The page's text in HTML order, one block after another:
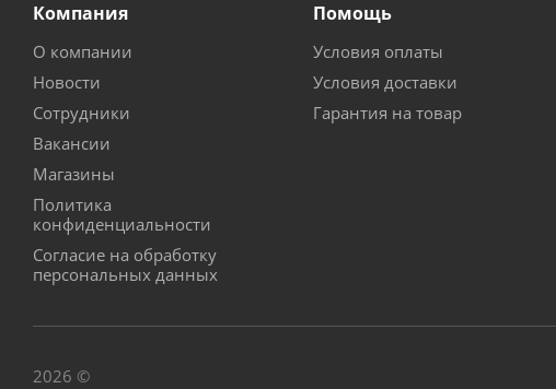
Компания
О компании
Новости
Сотрудники
Вакансии
Магазины
Политика
конфиденциальности
Согласие на обработку
персональных данных
Помощь
Условия оплаты
Условия доставки
Гарантия на товар
2026 ©